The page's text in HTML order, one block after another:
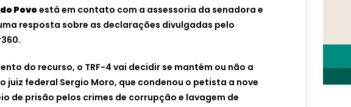
Povoestá em contato com a assessoria da senadora e
resposta sobre as declarações divulgadas pelo
do recurso, o TRF-4 vai decidir se mantém ou não a
juiz federal Sergio Moro, que condenou o petista a nove
de prisão pelos crimes de corrupção e lavagem de